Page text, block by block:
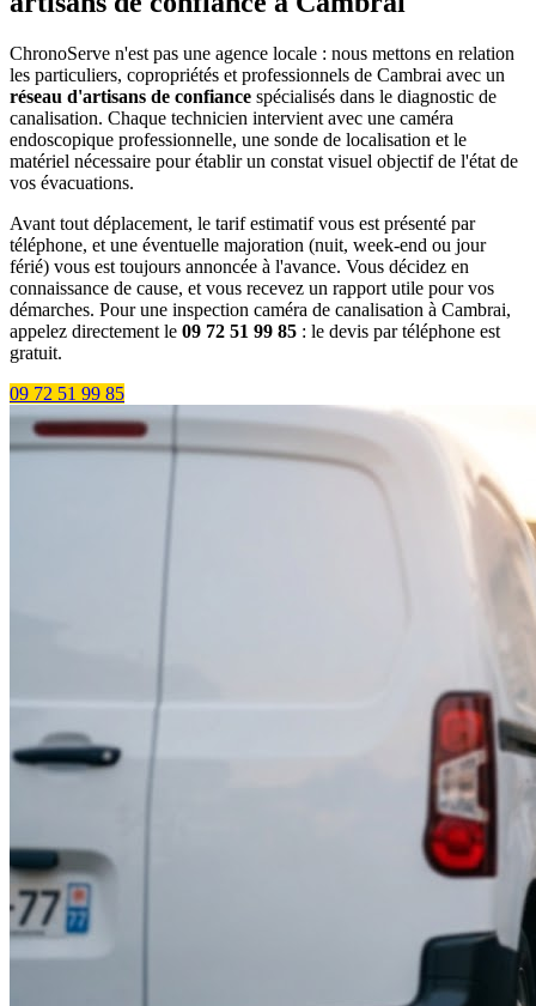
ChronoServe n'est pas une agence locale : nous mettons en relation
les particuliers, copropriétés et professionnels de Cambrai avec un
réseau d'artisans de confiance spécialisés dans le diagnostic de
canalisation. Chaque technicien intervient avec une caméra
endoscopique professionnelle, une sonde de localisation et le
matériel nécessaire pour établir un constat visuel objectif de l'état de
vos évacuations.
Avant tout déplacement, le tarif estimatif vous est présenté par
téléphone, et une éventuelle majoration (nuit, week-end ou jour
férié) vous est toujours annoncée à l'avance. Vous décidez en
connaissance de cause, et vous recevez un rapport utile pour vos
démarches. Pour une inspection caméra de canalisation à Cambrai,
appelez directement le 09 72 51 99 85 : le devis par téléphone est
gratuit.
09 72 51 99 85